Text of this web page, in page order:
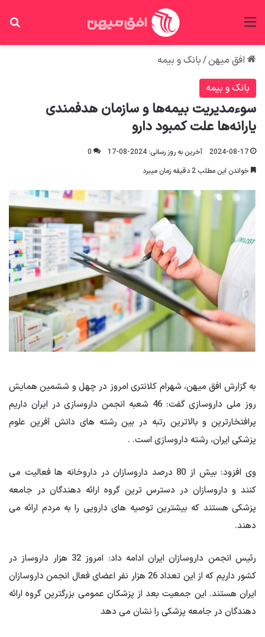
افق میهن/بانک و بیمه
بانک و بیمه
سوءمدیریت بیمه‌ها و سازمان هدفمندی
یارانه‌ها علت کمبود دارو
2024-08-17 آخرین به روز رسانی: 2024-08-17
0
خواندن این مطلب 2 دقیقه زمان میبرد
به گزارش افق میهن، شهرام کلانتری امروز در چهل و ششمین همایش
روز ملی داروسازی گفت: 46 شعبه انجمن داروسازی در ایران داریم
پرافتخارترین و بالاترین رتبه در بین رشته های دانش آفرین علوم
پزشکی ایران، رشته داروسازی است. .
وی افزود: بیش از 80 درصد داروسازان در داروخانه ها فعالیت می
کنند و داروسازان در دسترس ترین گروه ارائه دهندگان در جامعه
پزشکی هستند که بیشترین توصیه های دارویی را به مردم ارائه می
دهند.
رئیس انجمن داروسازان ایران ادامه داد: امروز 32 هزار داروساز در
کشور داریم که از این تعداد 26 هزار نفر اعضای فعال انجمن داروسازان
ایران هستند. این جمعیت بعد از پزشکان عمومی بزرگترین گروه ارائه
دهندگان در جامعه پزشکی را نشان می دهد